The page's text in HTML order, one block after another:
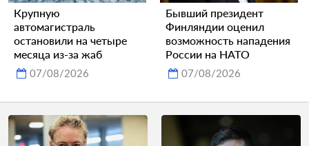
Крупную
автомагистраль
остановили на четыре
месяца из-за жаб
07/08/2026
Бывший президент
Финляндии оценил
возможность нападения
России на НАТО
07/08/2026